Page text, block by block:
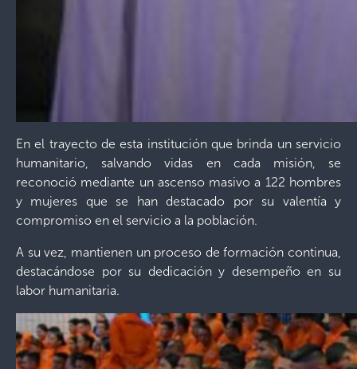
En el trayecto de esta institución que brinda un servicio
humanitario, salvando vidas en cada misión, se
reconoció mediante un ascenso masivo a 122 hombres
y mujeres que se han destacado por su valentía y
compromiso en el servicio a la población.
A su vez, mantienen un proceso de formación continua,
destacándose por su dedicación y desempeño en su
labor humanitaria.